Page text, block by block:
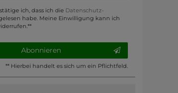
ich, dass ich die Daten­schutz­
habe. Meine Einwilligung kann ich
Abonnieren
** Hierbei handelt es sich um ein Pflichtfeld.